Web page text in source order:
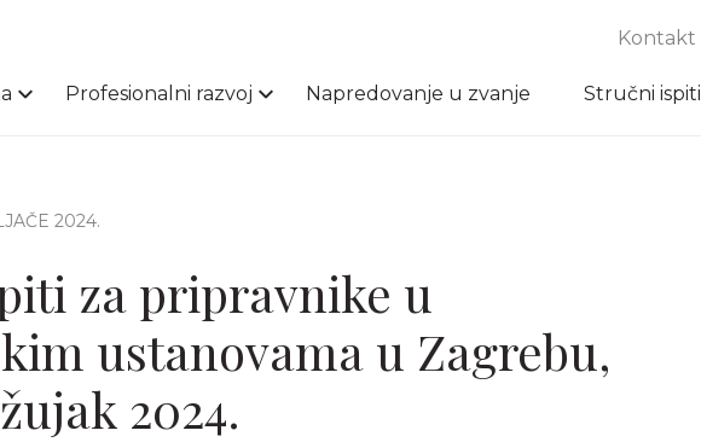
Kontakt
Profesionalni razvoj Napredovanje u zvanje Stručni ispiti
2024.
za pripravnike u
ustanovama u Zagrebu,
2024.